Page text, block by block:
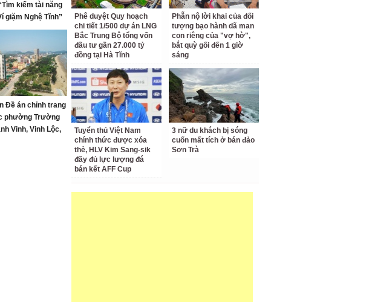
kiếm tài năng
giặm Nghệ Tĩnh”
Đề án chỉnh trang
phường Trường
Vinh, Vinh Lộc,
Phê duyệt Quy hoạch
chi tiết 1/500 dự án LNG
Bắc Trung Bộ tổng vốn
đầu tư gần 27.000 tỷ
đồng tại Hà Tĩnh
Phẫn nộ lời khai của đối
tượng bạo hành dã man
con riêng của "vợ hờ",
bắt quỳ gối đến 1 giờ
sáng
Tuyển thủ Việt Nam
chính thức được xóa
thẻ, HLV Kim Sang-sik
đầy đủ lực lượng đá
bán kết AFF Cup
3 nữ du khách bị sóng
cuốn mất tích ở bán đảo
Sơn Trà